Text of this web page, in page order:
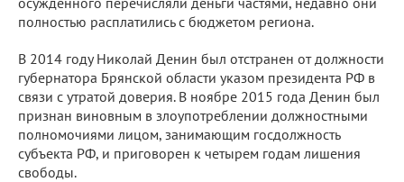
полностью расплатились с бюджетом региона.
В 2014 году Николай Денин был отстранен от должности
губернатора Брянской области указом президента РФ в
связи с утратой доверия. В ноябре 2015 года Денин был
признан виновным в злоупотреблении должностными
полномочиями лицом, занимающим госдолжность
субъекта РФ, и приговорен к четырем годам лишения
свободы.